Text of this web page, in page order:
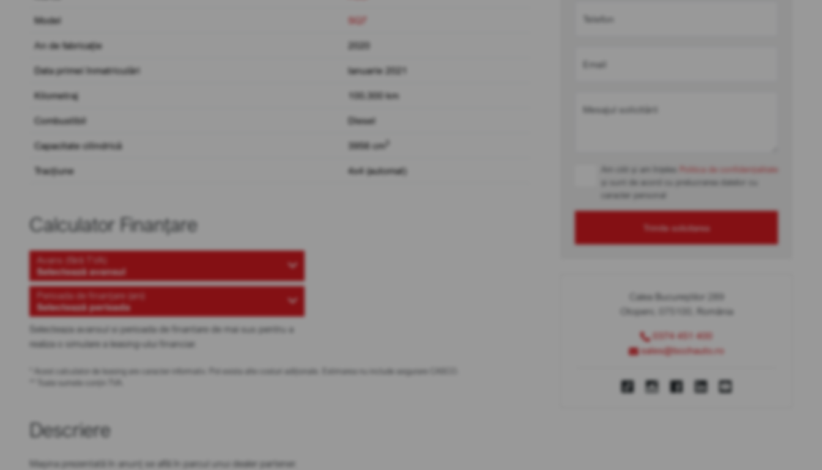
Model SQ7
An de fabricație 2020
Data primei înmatriculări Ianuarie 2021
Kilometraj 100.300 km
Combustibil Diesel
Capacitate cilindrică 3956 cm
Tracțiune 4x4 (automat)
Calculator Finanțare
Avans (fără TVA)
Selectează avansul
Perioada de finanțare (ani)
Selectează perioada
Selecteaza avansul si perioada de finantare de mai sus pentru a
realiza o simulare a leasing-ului financiar.
* Acest calculator de leasing are caracter informativ. Pot exista alte costuri adiționale. Estimarea nu include asigurare CASCO.
** Toate sumele conțin TVA.
Descriere
Mașina prezentată în anunț se află în parcul unui dealer partener.
Telefon
Email
Mesajul solicitării
Am citit și am înțeles
Politica de confidențialitate
și sunt de acord cu prelucrarea datelor cu
caracter personal
Trimite solicitarea
Calea Bucureștilor 289
Otopeni, 075100, România
0374 451 400
sales@bcchauto.ro